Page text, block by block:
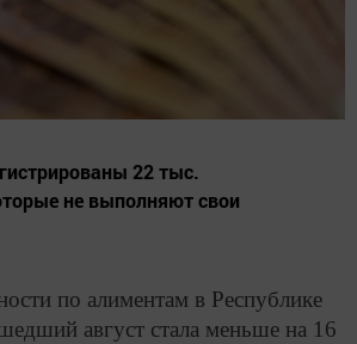
22 тыс.
не выполняют свои
по алиментам в Республике
август стала меньше на 16